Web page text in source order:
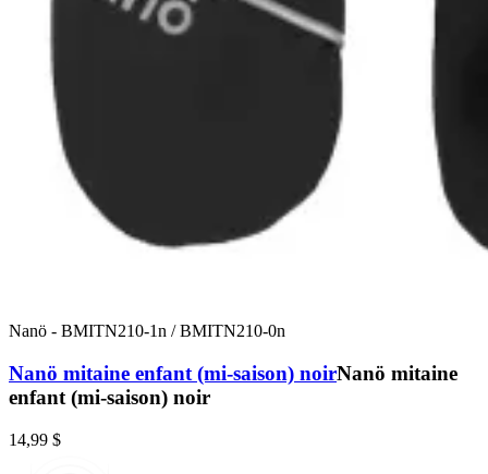
Nanö - BMITN210-1n / BMITN210-0n
Nanö mitaine enfant (mi-saison) noirNanö mitaine
enfant (mi-saison) noir
14,99 $